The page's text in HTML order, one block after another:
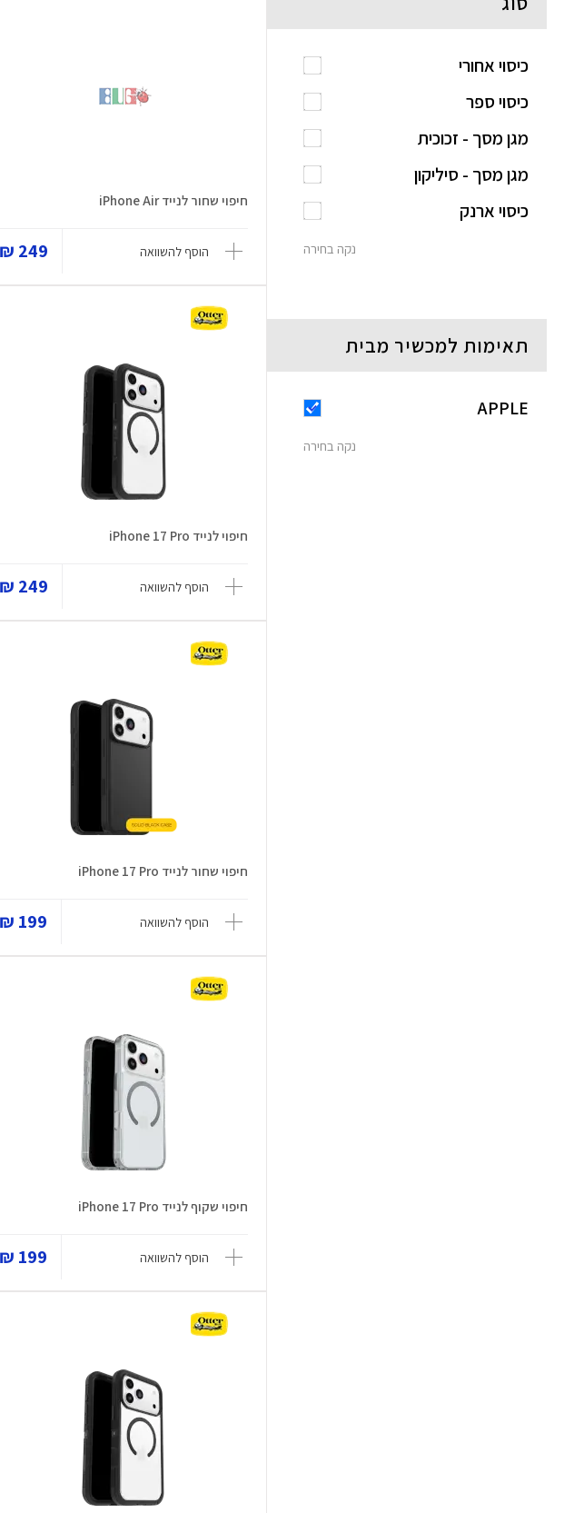
חיפוי שחור לנייד iPhone Air
הוסף להשוואה 249 ₪
חיפוי לנייד iPhone 17 Pro
הוסף להשוואה 249 ₪
חיפוי שחור לנייד iPhone 17 Pro
הוסף להשוואה 199 ₪
חיפוי שקוף לנייד iPhone 17 Pro
הוסף להשוואה 199 ₪
כיסוי אחורי
כיסוי ספר
מגן מסך - זכוכית
מגן מסך - סיליקון
כיסוי ארנק
נקה בחירה
תאימות למכשיר מבית
APPLE
נקה בחירה